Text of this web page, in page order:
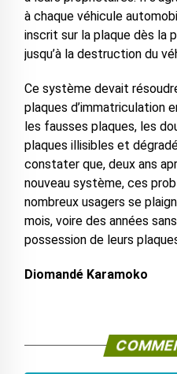
à chaque véhicule
inscrit sur la plaque dès la
jusqu’à la destruction du
Ce système devait
plaques d’immatriculation
les fausses plaques, les
plaques illisibles et
constater que, deux ans
nouveau système, ces
nombreux usagers se
mois, voire des années
possession de leurs
Diomandé Karamoko